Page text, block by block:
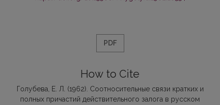
PDF
How to Cite
Голубева, Е. Л. (1962). Соотносительные связи кратких и
полных причастий действительного залога в русском